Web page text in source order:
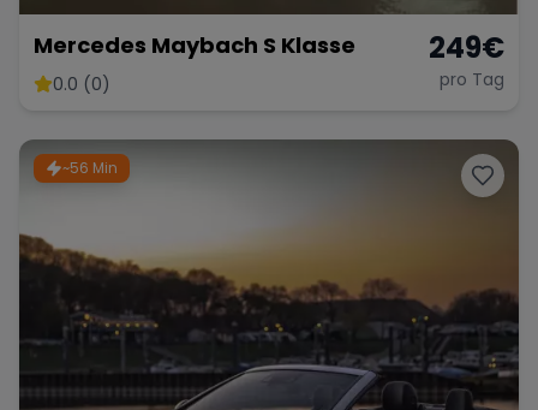
Mercedes Maybach S Klasse
0.0 (0)
249€
pro Tag
~56 Min